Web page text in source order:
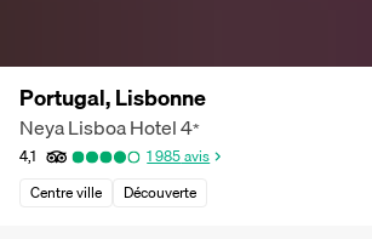
Portugal, Lisbonne
Neya Lisboa Hotel4*
4,1 1 985avis
Centre ville
Découverte